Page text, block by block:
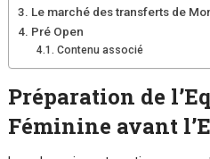
Le marché des transferts de
Pré Open
Contenu associé
Préparation de
Féminine avant